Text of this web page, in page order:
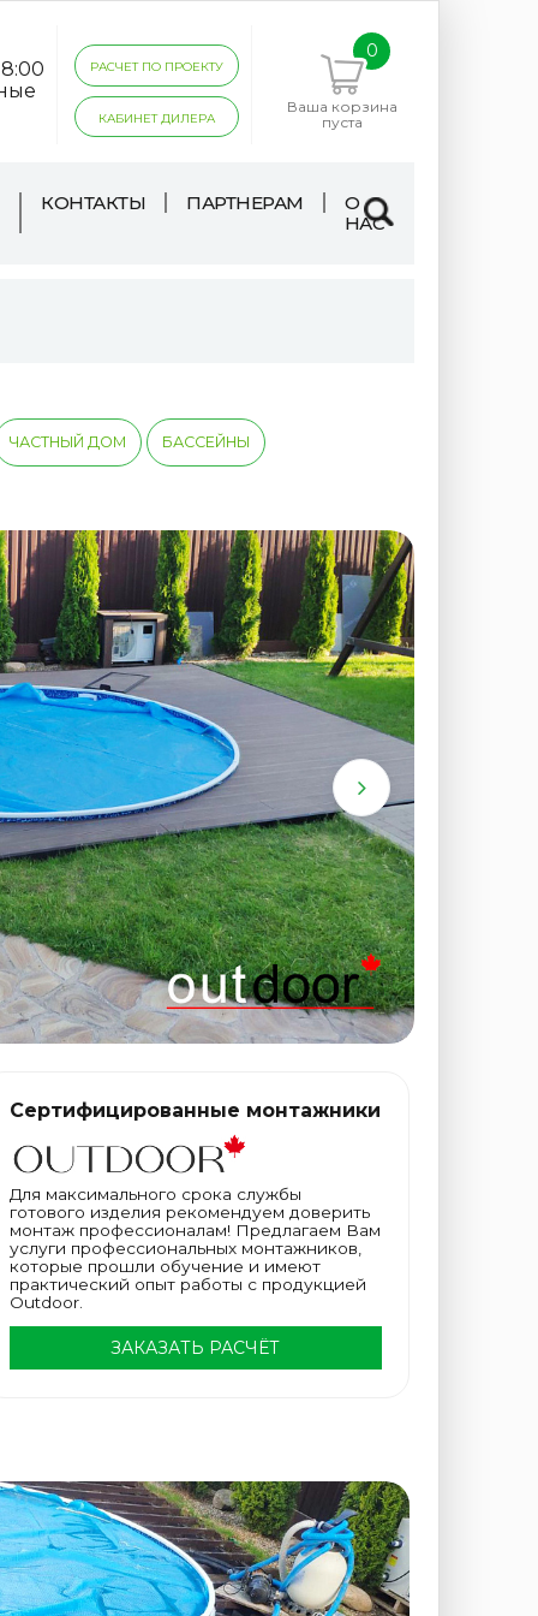
РАСЧЕТ ПО ПРОЕКТУ
КАБИНЕТ ДИЛЕРА
0
Ваша корзина
пуста
КОНТАКТЫ ПАРТНЕРАМ
О
НАС
ЧАСТНЫЙ ДОМ БАССЕЙНЫ
Сертифицированные монтажники
Для максимального срока службы
готового изделия рекомендуем доверить
монтаж профессионалам! Предлагаем Вам
услуги профессиональных монтажников,
которые прошли обучение и имеют
практический опыт работы с продукцией
Outdoor.
ЗАКАЗАТЬ РАСЧЁТ